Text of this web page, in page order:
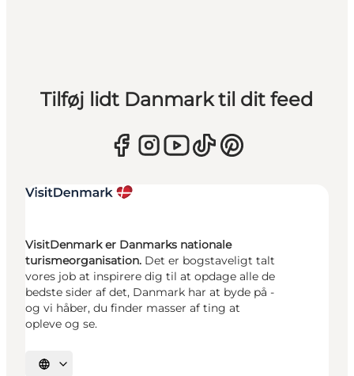
Tilføj lidt Danmark til dit feed
VisitDenmark er Danmarks nationale
turismeorganisation. Det er bogstaveligt talt
vores job at inspirere dig til at opdage alle de
bedste sider af det, Danmark har at byde på -
og vi håber, du finder masser af ting at
opleve og se.
Vælg sprog